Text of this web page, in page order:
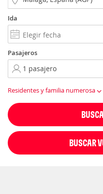
Ida
Pasajeros
Residentes y familia numerosa
BUSCAR